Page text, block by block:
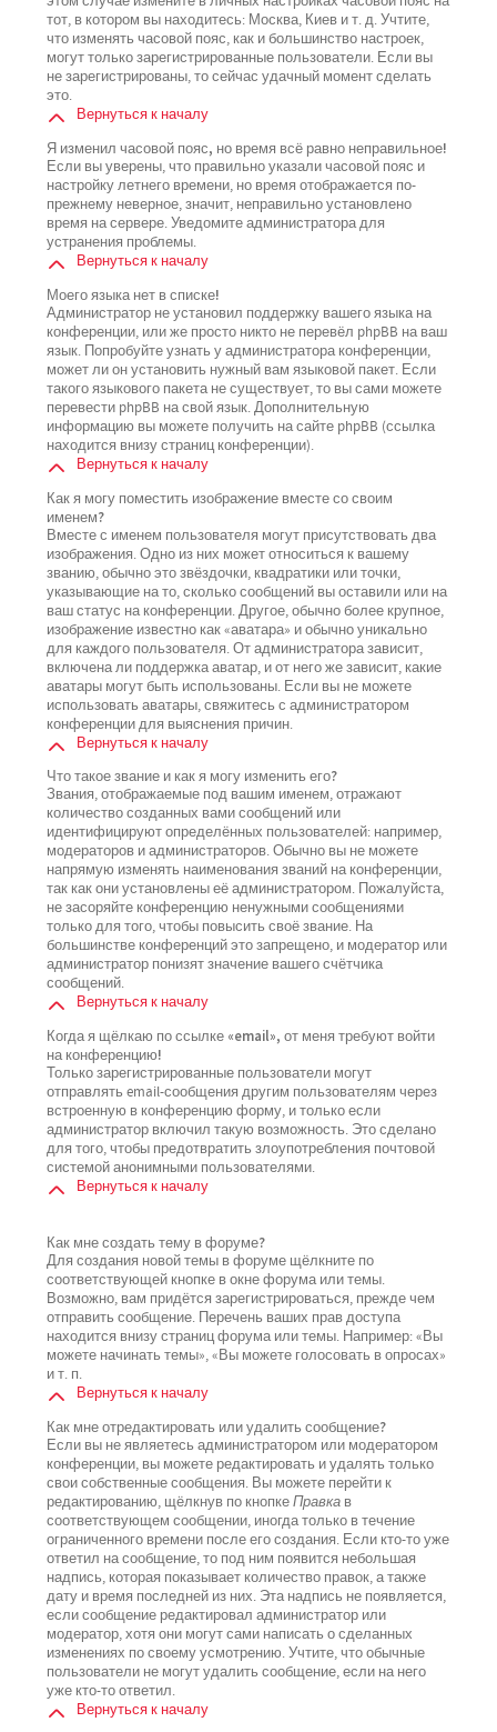
тот, в котором вы находитесь: Москва, Киев и т. д. Учтите,
что изменять часовой пояс, как и большинство настроек,
могут только зарегистрированные пользователи. Если вы
не зарегистрированы, то сейчас удачный момент сделать
это.
Вернуться к началу
Я изменил часовой пояс, но время всё равно неправильное!
Если вы уверены, что правильно указали часовой пояс и
настройку летнего времени, но время отображается по-
прежнему неверное, значит, неправильно установлено
время на сервере. Уведомите администратора для
устранения проблемы.
Вернуться к началу
Моего языка нет в списке!
Администратор не установил поддержку вашего языка на
конференции, или же просто никто не перевёл phpBB на ваш
язык. Попробуйте узнать у администратора конференции,
может ли он установить нужный вам языковой пакет. Если
такого языкового пакета не существует, то вы сами можете
перевести phpBB на свой язык. Дополнительную
информацию вы можете получить на сайте phpBB (ссылка
находится внизу страниц конференции).
Вернуться к началу
Как я могу поместить изображение вместе со своим
именем?
Вместе с именем пользователя могут присутствовать два
изображения. Одно из них может относиться к вашему
званию, обычно это звёздочки, квадратики или точки,
указывающие на то, сколько сообщений вы оставили или на
ваш статус на конференции. Другое, обычно более крупное,
изображение известно как «аватара» и обычно уникально
для каждого пользователя. От администратора зависит,
включена ли поддержка аватар, и от него же зависит, какие
аватары могут быть использованы. Если вы не можете
использовать аватары, свяжитесь с администратором
конференции для выяснения причин.
Вернуться к началу
Что такое звание и как я могу изменить его?
Звания, отображаемые под вашим именем, отражают
количество созданных вами сообщений или
идентифицируют определённых пользователей: например,
модераторов и администраторов. Обычно вы не можете
напрямую изменять наименования званий на конференции,
так как они установлены её администратором. Пожалуйста,
не засоряйте конференцию ненужными сообщениями
только для того, чтобы повысить своё звание. На
большинстве конференций это запрещено, и модератор или
администратор понизят значение вашего счётчика
сообщений.
Вернуться к началу
Когда я щёлкаю по ссылке «email», от меня требуют войти
на конференцию!
Только зарегистрированные пользователи могут
отправлять email-сообщения другим пользователям через
встроенную в конференцию форму, и только если
администратор включил такую возможность. Это сделано
для того, чтобы предотвратить злоупотребления почтовой
системой анонимными пользователями.
Вернуться к началу
Как мне создать тему в форуме?
Для создания новой темы в форуме щёлкните по
соответствующей кнопке в окне форума или темы.
Возможно, вам придётся зарегистрироваться, прежде чем
отправить сообщение. Перечень ваших прав доступа
находится внизу страниц форума или темы. Например: «Вы
можете начинать темы», «Вы можете голосовать в опросах»
и т. п.
Вернуться к началу
Как мне отредактировать или удалить сообщение?
Если вы не являетесь администратором или модератором
конференции, вы можете редактировать и удалять только
свои собственные сообщения. Вы можете перейти к
редактированию, щёлкнув по кнопкеПравкав
соответствующем сообщении, иногда только в течение
ограниченного времени после его создания. Если кто-то уже
ответил на сообщение, то под ним появится небольшая
надпись, которая показывает количество правок, а также
дату и время последней из них. Эта надпись не появляется,
если сообщение редактировал администратор или
модератор, хотя они могут сами написать о сделанных
изменениях по своему усмотрению. Учтите, что обычные
пользователи не могут удалить сообщение, если на него
уже кто-то ответил.
Вернуться к началу